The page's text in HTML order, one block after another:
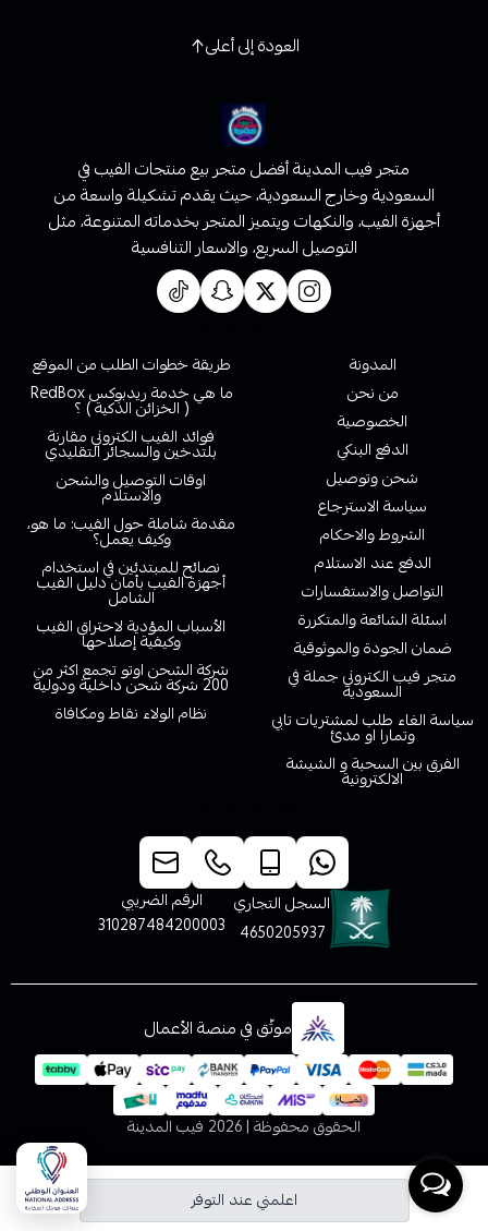
اعلمني عند التوفر
العودة إلى أعلى
متجر فيب المدينة أفضل متجر بيع منتجات الفيب في
السعودية وخارج السعودية، حيث يقدم تشكيلة واسعة من
أجهزة الفيب، والنكهات ويتميز المتجر بخدماته المتنوعة، مثل
التوصيل السريع، والاسعار التنافسية
المدونة
من نحن
الخصوصية
الدفع البنكي
شحن وتوصيل
سياسة الاسترجاع
الشروط والاحكام
الدفع عند الاستلام
التواصل والاستفسارات
اسئلة الشائعة والمتكررة
ضمان الجودة والموثوقية
متجر فيب الكتروني جملة في
السعودية
سياسة الغاء طلب لمشتريات تابي
وتمارا او مدئ
الفرق بين السحبة و الشيشة
الالكترونية
طريقة خطوات الطلب من الموقع
ما هي خدمة ريدبوكس RedBox
( الخزائن الذكية ) ؟
فوائد الفيب الكتروني مقارنة
بلتدخين والسجائر التقليدي
اوقات التوصيل والشحن
والاستلام
مقدمة شاملة حول الفيب: ما هو،
وكيف يعمل؟
نصائح للمبتدئين في استخدام
أجهزة الفيب بأمان دليل الفيب
الشامل
الأسباب المؤدية لاحتراق الفيب
وكيفية إصلاحها
شركة الشحن اوتو تجمع اكثر من
200 شركة شحن داخلية ودولية
نظام الولاء نقاط ومكافاة
السجل التجاري
4650205937
الرقم الضريبي
310287484200003
موثّق في منصة الأعمال
الحقوق محفوظة | 2026 فيب المدينة